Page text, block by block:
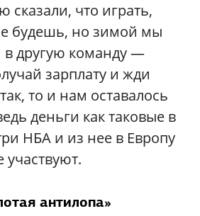
сказали, что играть,
будешь, но зимой мы
другую команду —
зарплату и жди
то и нам оставалось
деньги как таковые в
НБА и из нее в Европу
участвуют.
антилопа»